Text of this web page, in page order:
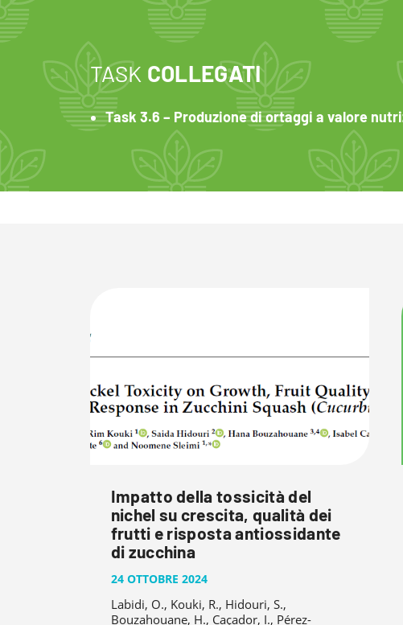
TASK COLLEGATI
Task 3.6 – Produzione di ortaggi a valore
Impatto della tossicità del
nichel su crescita, qualità dei
frutti e risposta antiossidante
di zucchina
24 OTTOBRE 2024
Labidi, O., Kouki, R., Hidouri, S.,
Bouzahouane, H., Caçador, I., Pérez-